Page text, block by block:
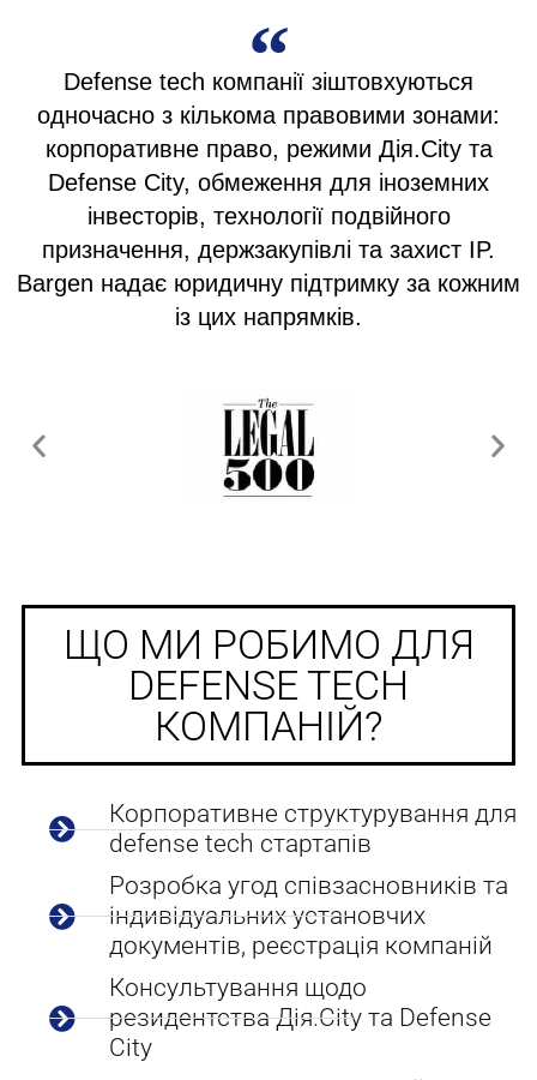
Defense tech компанії зіштовхуються
одночасно з кількома правовими зонами:
корпоративне право, режими Дія.City та
Defense City, обмеження для іноземних
інвесторів, технології подвійного
призначення, держзакупівлі та захист IP.
Bargen надає юридичну підтримку за кожним
із цих напрямків.
ЩО МИ РОБИМО ДЛЯ
DEFENSE TECH
КОМПАНІЙ?
Корпоративне структурування для
defense tech стартапів
Розробка угод співзасновників та
індивідуальних установчих
документів, реєстрація компаній
Консультування щодо
резидентства Дія.City та Defense
City